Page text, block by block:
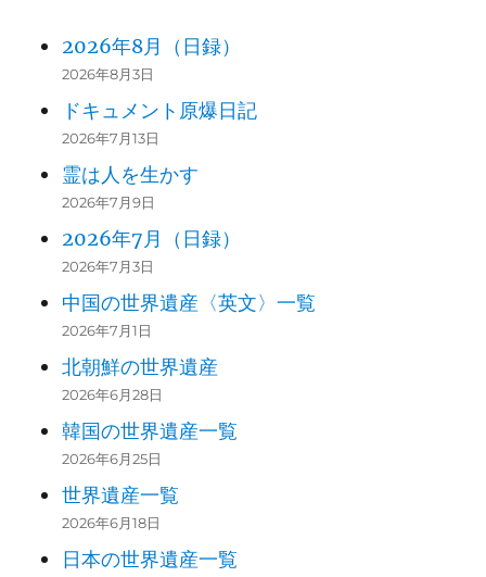
2026年8月（日録）
2026年8月3日
ドキュメント原爆日記
2026年7月13日
霊は人を生かす
2026年7月9日
2026年7月（日録）
2026年7月3日
中国の世界遺産〈英文〉一覧
2026年7月1日
北朝鮮の世界遺産
2026年6月28日
韓国の世界遺産一覧
2026年6月25日
世界遺産一覧
2026年6月18日
日本の世界遺産一覧